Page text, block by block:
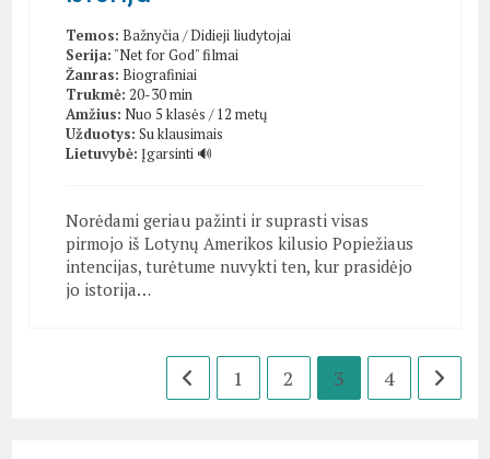
Temos: Bažnyčia /Didieji liudytojai
Serija: "Net for God" filmai
Žanras: Biografiniai
Trukmė: 20-30 min
Amžius: Nuo 5 klasės / 12 metų
Užduotys: Su klausimais
Lietuvybė: Įgarsinti 🔊
Norėdami geriau pažinti ir suprasti visas
pirmojo iš Lotynų Amerikos kilusio Popiežiaus
intencijas, turėtume nuvykti ten, kur prasidėjo
jo istorija…
Go to the previous page
1 2 3 4 Go to